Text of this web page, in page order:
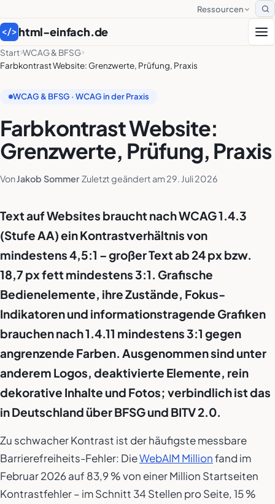
Ressourcen
</> html-einfach.de
Start WCAG & BFSG
Farbkontrast Website: Grenzwerte, Prüfung, Praxis
WCAG & BFSG · WCAG in der Praxis
Farbkontrast Website:
Grenzwerte, Prüfung, Praxis
VonJakob Sommer Zuletzt geändert am 29. Juli 2026
Text auf Websites braucht nach WCAG 1.4.3
(Stufe AA) ein Kontrastverhältnis von
mindestens 4,5:1 – großer Text ab 24 px bzw.
18,7 px fett mindestens 3:1. Grafische
Bedienelemente, ihre Zustände, Fokus-
Indikatoren und informationstragende Grafiken
brauchen nach 1.4.11 mindestens 3:1 gegen
angrenzende Farben. Ausgenommen sind unter
anderem Logos, deaktivierte Elemente, rein
dekorative Inhalte und Fotos; verbindlich ist das
in Deutschland über BFSG und BITV 2.0.
Zu schwacher Kontrast ist der häufigste messbare
Barrierefreiheits-Fehler: DieWebAIM Millionfand im
Februar 2026 auf 83,9 % von einer Million Startseiten
Kontrastfehler – im Schnitt 34 Stellen pro Seite, 15 %